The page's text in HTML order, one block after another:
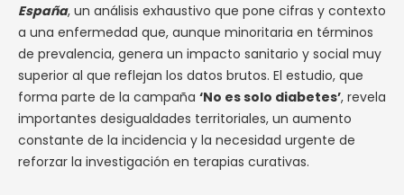
España, un análisis exhaustivo que pone cifras y contexto
a una enfermedad que, aunque minoritaria en términos
de prevalencia, genera un impacto sanitario y social muy
superior al que reflejan los datos brutos. El estudio, que
forma parte de la campaña ‘No es solo diabetes’, revela
importantes desigualdades territoriales, un aumento
constante de la incidencia y la necesidad urgente de
reforzar la investigación en terapias curativas.